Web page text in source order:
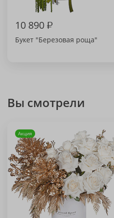
10 890₽
Букет "Березовая роща"
Вы смотрели
Акция